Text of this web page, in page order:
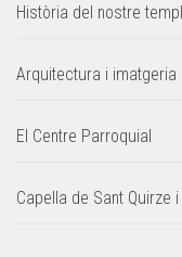
Història del nostre
Arquitectura i imatgeria
El Centre Parroquial
Capella de Sant Quirze